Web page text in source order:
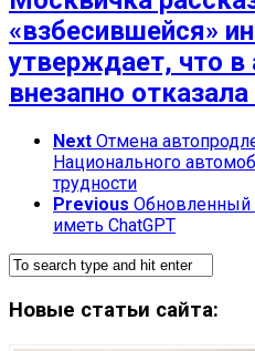
«взбесившейся»
утверждает, что
внезапно
Next Отмена
Национального
трудности
Previous Обновленный
иметь ChatGPT
Новые статьи сайта: